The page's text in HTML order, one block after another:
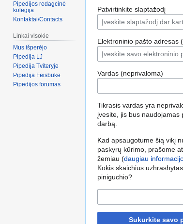
Patvirtinkite slaptažodį
Elektroninio pašto adresas
Vardas (neprivaloma)
Tikrasis vardas yra
įvesite, jis bus naudojamas
darbą.
Kad apsaugotume šią vikį
paskyrų kūrimo, prašome
žemiau (daugiau
Kokis skaichius
piniguchio?
Sukurkite savo
Pipedijos redagcinė
kolegija
Kontaktai/Contacts
Linkai visokie
Mus išperėjo
Pipedija LJ
Pipedija Tviteryje
Pipedija Feisbuke
Pipedijos forumas